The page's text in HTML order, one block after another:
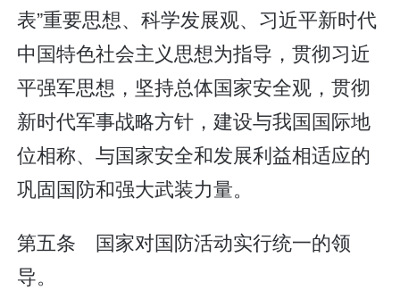
表”重要思想、科学发展观、习近平新时代
中国特色社会主义思想为指导，贯彻习近
平强军思想，坚持总体国家安全观，贯彻
新时代军事战略方针，建设与我国国际地
位相称、与国家安全和发展利益相适应的
巩固国防和强大武装力量。
第五条 国家对国防活动实行统一的领
导。